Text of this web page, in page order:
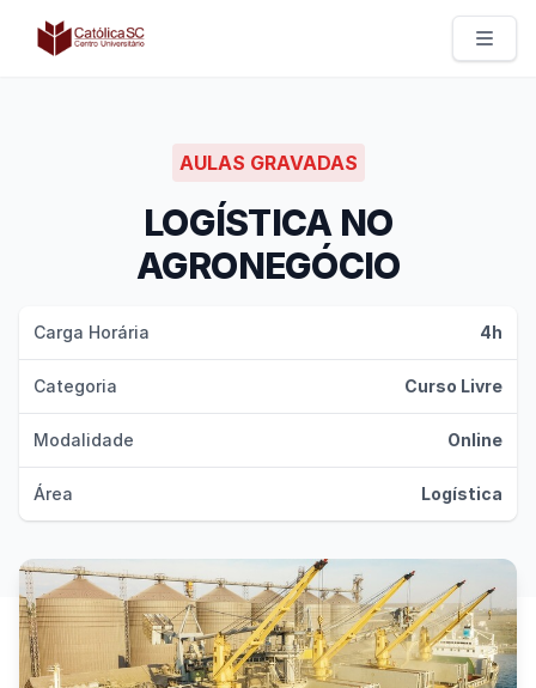
Católica SC | Experts
AULAS GRAVADAS
LOGÍSTICA NO
AGRONEGÓCIO
Carga Horária 4h
Categoria Curso Livre
Modalidade Online
Área Logística